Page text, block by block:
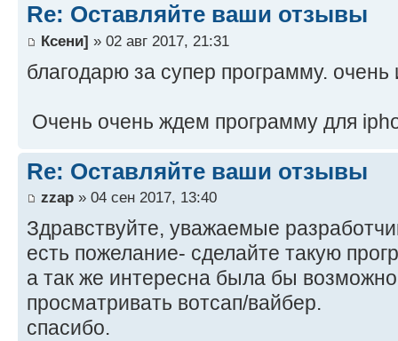
Re: Оставляйте ваши отзывы
Ксени] » 02 авг 2017, 21:31
благодарю за супер программу.
Очень очень ждем программу для
Re: Оставляйте ваши отзывы
zzap » 04 сен 2017, 13:40
Здравствуйте, уважаемые
есть пожелание- сделайте такую
а так же интересна была бы
просматривать вотсап/вайбер.
спасибо.